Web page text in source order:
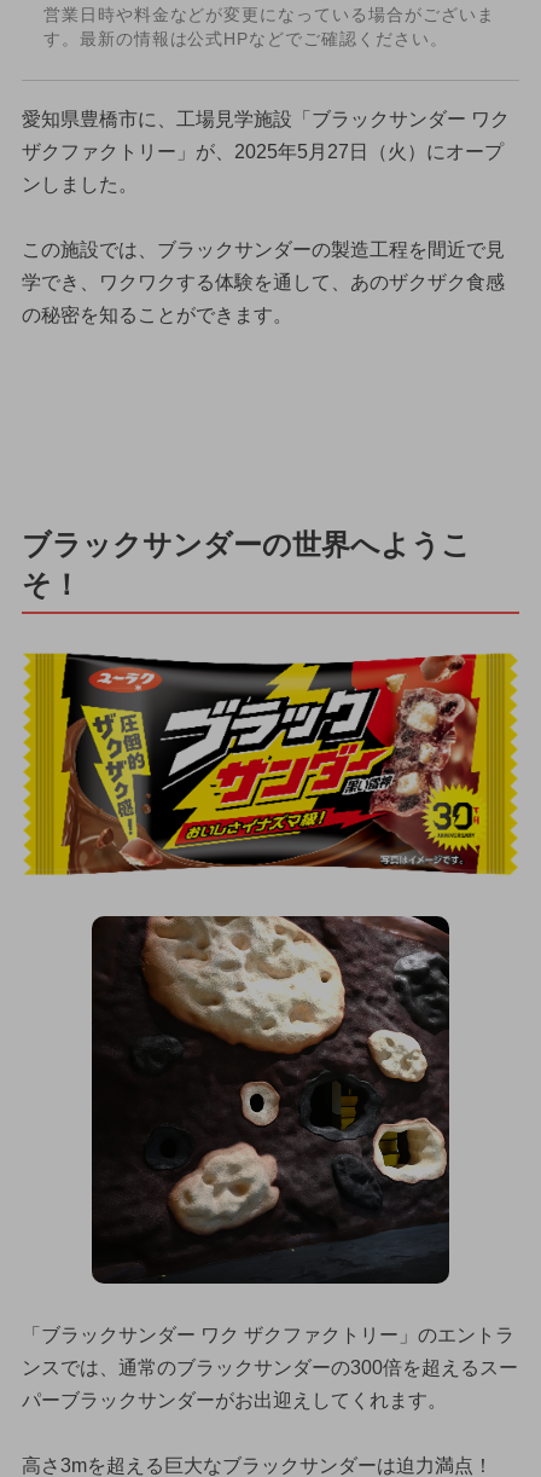
営業日時や料金などが変更になっている場合がございま
す。最新の情報は公式HPなどでご確認ください。
愛知県豊橋市に、工場見学施設「ブラックサンダー ワク
ザクファクトリー」が、2025年5月27日（火）にオープ
ンしました。
この施設では、ブラックサンダーの製造工程を間近で見
学でき、ワクワクする体験を通して、あのザクザク食感
の秘密を知ることができます。
ブラックサンダーの世界へようこ
そ！
「ブラックサンダー ワク ザクファクトリー」のエントラ
ンスでは、通常のブラックサンダーの300倍を超えるスー
パーブラックサンダーがお出迎えしてくれます。
高さ3mを超える巨大なブラックサンダーは迫力満点！